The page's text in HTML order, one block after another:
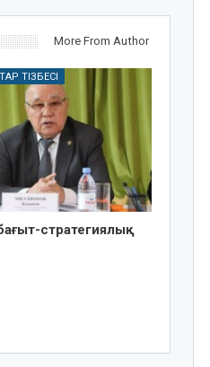
More From Author
ТІЗБЕСІ
бағыт-стратегиялық